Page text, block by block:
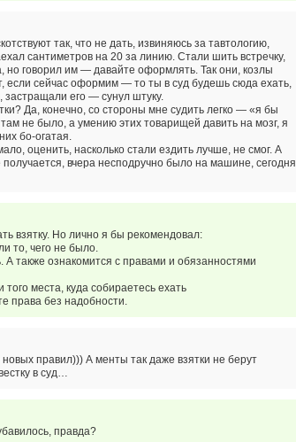
так, что не дать, извиняюсь за тавтологию,
сантиметров на 20 за линию. Стали шить встречку,
но говорил им — давайте оформлять. Так они, козлы
если сейчас оформим — то ты в суд будешь сюда ехать,
его — сунул штуку.
Да, конечно, со стороны мне судить легко — «я бы
не было, а умению этих товарищей давить на мозг, я
бо-огатая.
оценить, насколько стали ездить лучше, не смог. А
вчера несподручно было на машине, сегодня
взятку. Но лично я бы рекомендовал:
то, чего не было.
А также ознакомится с правами и обязанностями
места, куда собираетесь ехать
права без надобности.
правил))) А менты так даже взятки не берут
в суд…
правда?